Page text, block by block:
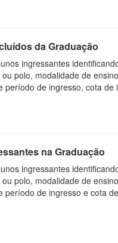
da Graduação
ingressantes
polo, modalidade de
período de ingresso, cota de
na Graduação
ingressantes
polo, modalidade de
período de ingresso e cota